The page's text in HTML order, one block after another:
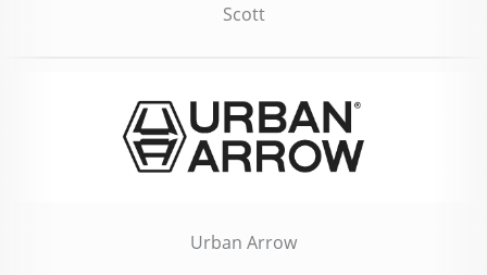
Scott
Urban Arrow